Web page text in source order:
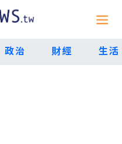
政治 財經 生活